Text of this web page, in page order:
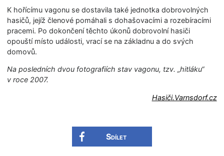
K hořícímu vagonu se dostavila také jednotka dobrovolných
hasičů, jejíž členové pomáhali s dohašovacími a rozebíracími
pracemi. Po dokončení těchto úkonů dobrovolní hasiči
opouští místo události, vrací se na základnu a do svých
domovů.
Na posledních dvou fotografiích stav vagonu, tzv. „hitláku“
v roce 2007.
Hasiči.Varnsdor­f.cz
Sdílet